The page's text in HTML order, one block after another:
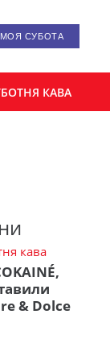
МОЯ СУБОТА
КАВА
кава
& Dolce